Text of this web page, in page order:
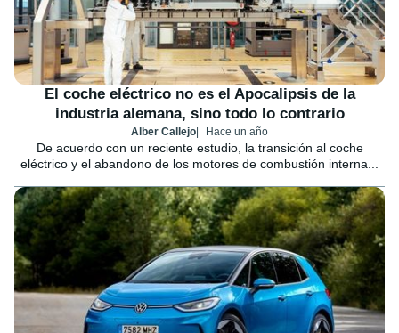
El coche eléctrico no es el Apocalipsis de la
industria alemana, sino todo lo contrario
Alber Callejo Hace un año
De acuerdo con un reciente estudio, la transición al coche
eléctrico y el abandono de los motores de combustión interna...